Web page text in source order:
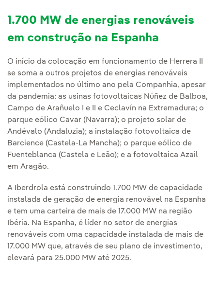
1.700 MW de energias renováveis
em construção na Espanha
O início da colocação em funcionamento de Herrera II
se soma a outros projetos de energias renováveis
implementados no último ano pela Companhia, apesar
da pandemia: as usinas fotovoltaicas Núñez de Balboa,
Campo de Arañuelo I e II e Ceclavín na Extremadura; o
parque eólico Cavar (Navarra); o projeto solar de
Andévalo (Andaluzia); a instalação fotovoltaica de
Barcience (Castela-La Mancha); o parque eólico de
Fuenteblanca (Castela e Leão); e a fotovoltaica Azail
em Aragão.
A Iberdrola está construindo 1.700 MW de capacidade
instalada de geração de energia renovável na Espanha
e tem uma carteira de mais de 17.000 MW na região
Ibéria. Na Espanha, é líder no setor de energias
renováveis com uma capacidade instalada de mais de
17.000 MW que, através de seu plano de investimento,
elevará para 25.000 MW até 2025.